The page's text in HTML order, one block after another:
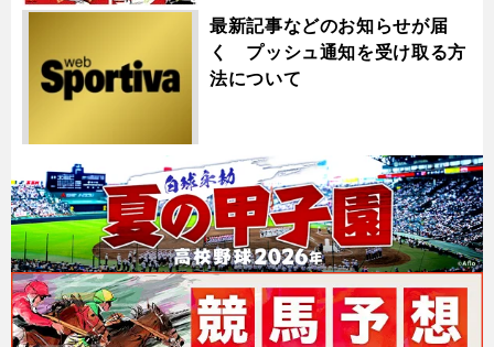
最新記事などのお知らせが届
く プッシュ通知を受け取る方
法について